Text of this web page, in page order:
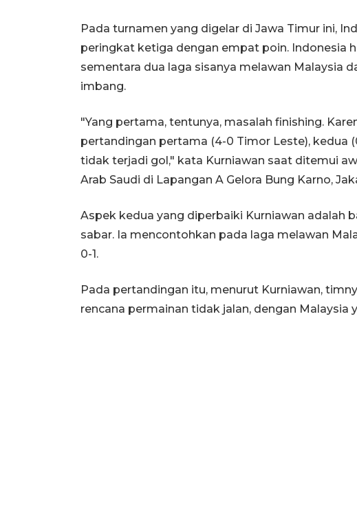
Pada turnamen yang digelar di Jawa Timur ini,
peringkat ketiga dengan empat poin. Indonesia
sementara dua laga sisanya melawan Malaysia
imbang.
"Yang pertama, tentunya, masalah finishing.
pertandingan pertama (4-0 Timor Leste), kedua
tidak terjadi gol," kata Kurniawan saat ditemui
Arab Saudi di Lapangan A Gelora Bung Karno,
Aspek kedua yang diperbaiki Kurniawan adalah
sabar. Ia mencontohkan pada laga melawan
0-1.
Pada pertandingan itu, menurut Kurniawan,
rencana permainan tidak jalan, dengan